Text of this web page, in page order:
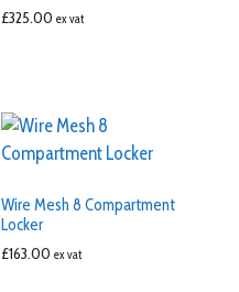
£325.00 ex vat
Wire Mesh 8 Compartment
Locker
£163.00 ex vat